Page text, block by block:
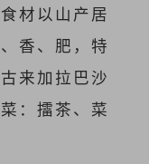
材以山产居
香、肥，特
来加拉巴沙
：擂茶、菜